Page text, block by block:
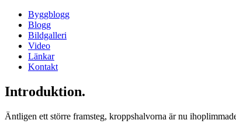
Byggblogg
Blogg
Bildgalleri
Video
Länkar
Kontakt
Introduktion.
Äntligen ett större framsteg, kroppshalvorna är nu